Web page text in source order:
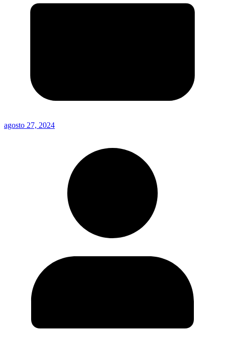
agosto 27, 2024